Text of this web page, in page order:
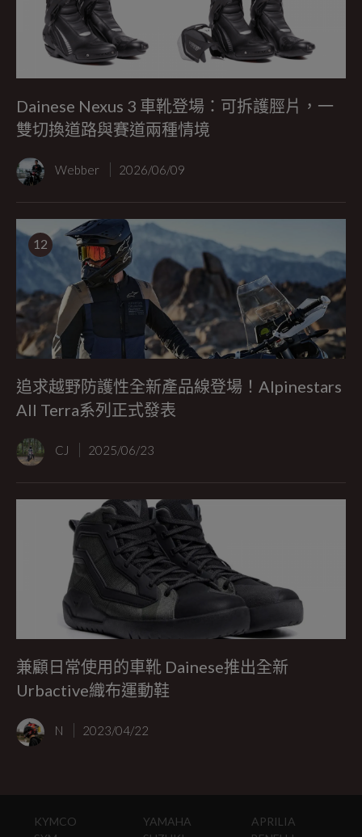
Dainese Nexus 3 車靴登場：可拆護脛片，一
雙切換道路與賽道兩種情境
Webber 2026/06/09
12
追求越野防護性全新產品線登場！Alpinestars
All Terra系列正式發表
CJ 2025/06/23
兼顧日常使用的車靴 Dainese推出全新
Urbactive織布運動鞋
N 2023/04/22
KYMCO
YAMAHA
APRILIA